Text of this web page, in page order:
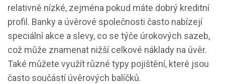
relativně nízké, zejména pokud máte dobrý kreditní
profil. Banky a úvěrové společnosti často nabízejí
speciální akce a slevy, co se týče úrokových sazeb,
což může znamenat nižší celkové náklady na úvěr.
Také můžete využít různé typy pojištění, které jsou
často součástí úvěrových balíčků.